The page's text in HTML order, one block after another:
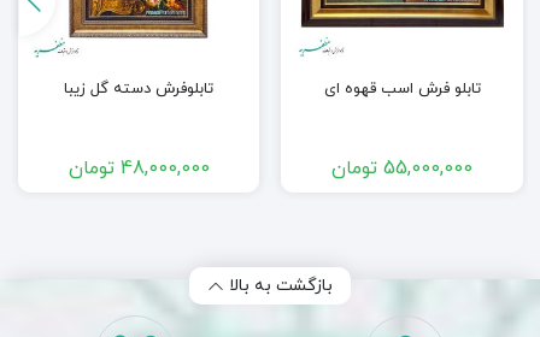
تابلو فرش اسب قهوه ای
55,000,000 تومان
تابلوفرش دسته گل زیبا
48,000,000 تومان
بازگشت به بالا